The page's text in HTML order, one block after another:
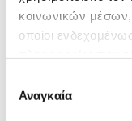
κοινωνικών
οποίοι
των υπηρεσιών
συγκατάθεσης
Αναγκαία